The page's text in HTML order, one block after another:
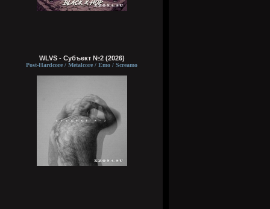
WLVS - Субъект №2 (2026)
Post-Hardcore / Metalcore / Emo / Screamo